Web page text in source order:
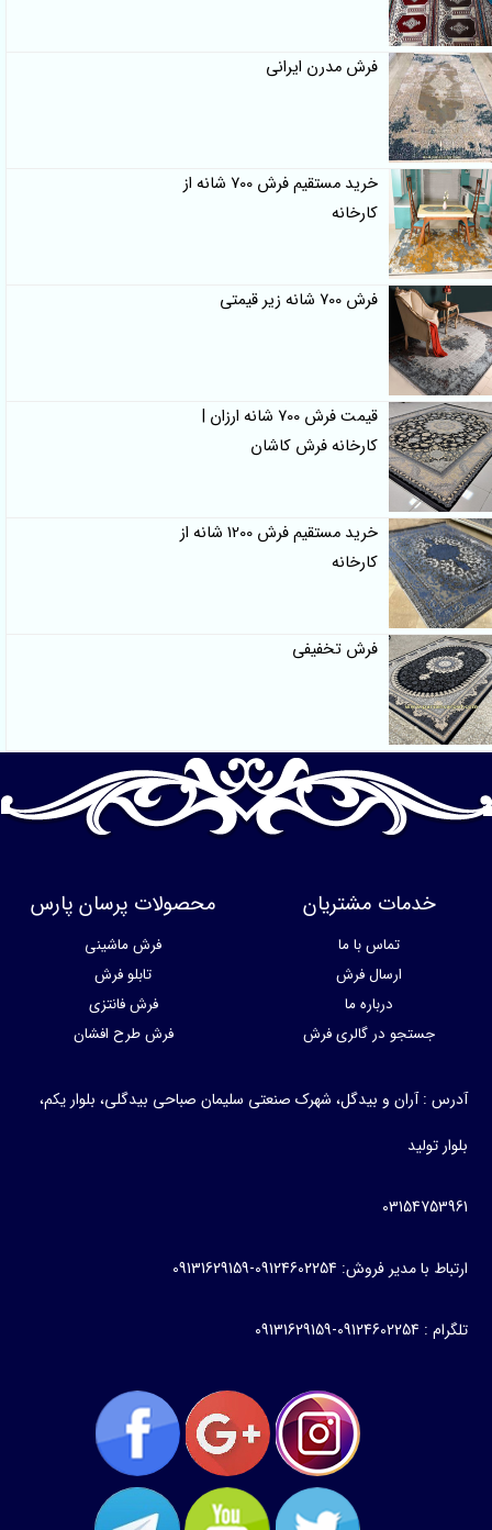
فرش مدرن ایرانی
خرید مستقیم فرش 700 شانه از
کارخانه
فرش 700 شانه زیر قیمتی
قیمت فرش 700 شانه ارزان |
کارخانه فرش کاشان
خرید مستقیم فرش 1200 شانه از
کارخانه
فرش تخفیفی
خدمات مشتریان
تماس با ما
ارسال فرش
درباره ما
جستجو در گالری فرش
محصولات پرسان پارس
فرش ماشینی
تابلو فرش
فرش فانتزی
فرش طرح افشان
آدرس : آران و بیدگل، شهرک صنعتی سلیمان صباحی بیدگلی، بلوار یکم،
بلوار تولید
03154753961
ارتباط با مدیر فروش: 09124602254-09131629159
تلگرام : 09124602254-09131629159